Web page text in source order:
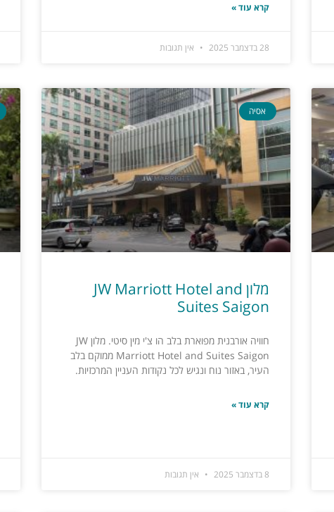
קרא עוד »
28 בדצמבר 2025 אין תגובות
אסיה
מלון JW Marriott Hotel and
Suites Saigon
חוויה אורבנית מפוארת בלב הו צ'י מין סיטי. מלון JW
Marriott Hotel and Suites Saigon ממוקם בלב
העיר, באזור נוח ונגיש לכל נקודות העניין המרכזיות.
קרא עוד »
8 בדצמבר 2025 אין תגובות